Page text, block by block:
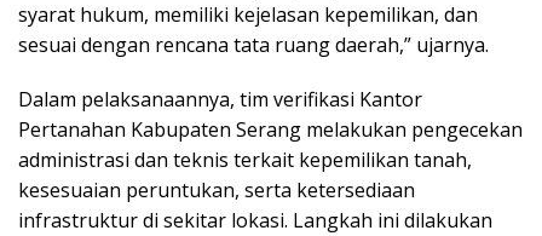
syarat hukum, memiliki kejelasan kepemilikan, dan
sesuai dengan rencana tata ruang daerah,” ujarnya.
Dalam pelaksanaannya, tim verifikasi Kantor
Pertanahan Kabupaten Serang melakukan pengecekan
administrasi dan teknis terkait kepemilikan tanah,
kesesuaian peruntukan, serta ketersediaan
infrastruktur di sekitar lokasi. Langkah ini dilakukan